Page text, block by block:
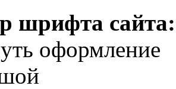
шрифта сайта:
оформление